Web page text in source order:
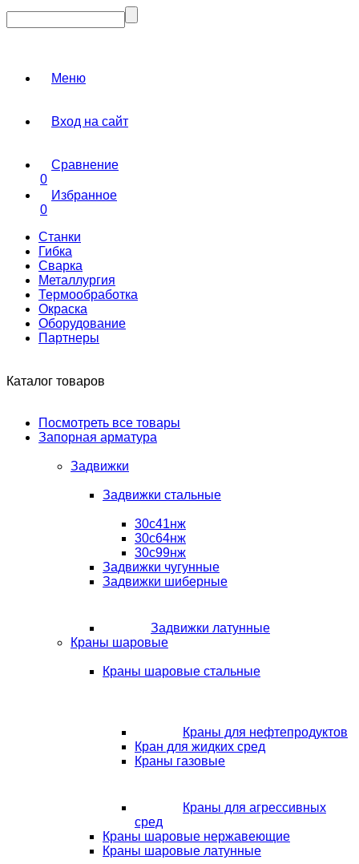
Меню
Вход на сайт
Сравнение
0
Избранное
0
Станки
Гибка
Сварка
Металлургия
Термообработка
Окраска
Оборудование
Партнеры
Каталог товаров
Посмотреть все товары
Запорная арматура
Задвижки
Задвижки стальные
30с41нж
30с64нж
30с99нж
Задвижки чугунные
Задвижки шиберные
Задвижки латунные
Краны шаровые
Краны шаровые стальные
Краны для нефтепродуктов
Кран для жидких сред
Краны газовые
Краны для агрессивных
сред
Краны шаровые нержавеющие
Краны шаровые латунные